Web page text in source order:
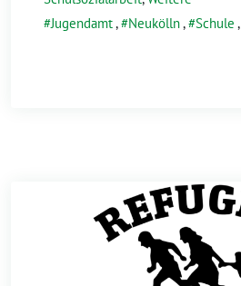
Jugendamt, Neukölln, Schule ,